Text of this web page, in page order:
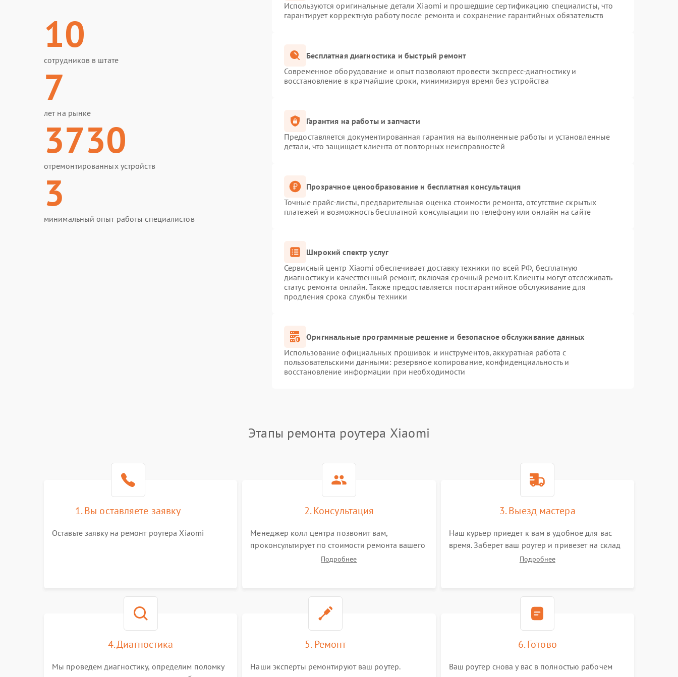
10
сотрудников в штате
7
лет на рынке
3730
отремонтированных устройств
3
минимальный опыт работы специалистов
Используются оригинальные детали Xiaomi и прошедшие сертификацию специалисты, что
гарантирует корректную работу после ремонта и сохранение гарантийных обязательств
Бесплатная диагностика и быстрый ремонт
Современное оборудование и опыт позволяют провести экспресс-диагностику и
восстановление в кратчайшие сроки, минимизируя время без устройства
Гарантия на работы и запчасти
Предоставляется документированная гарантия на выполненные работы и установленные
детали, что защищает клиента от повторных неисправностей
Прозрачное ценообразование и бесплатная консультация
Точные прайс-листы, предварительная оценка стоимости ремонта, отсутствие скрытых
платежей и возможность бесплатной консультации по телефону или онлайн на сайте
Широкий спектр услуг
Сервисный центр Xiaomi обеспечивает доставку техники по всей РФ, бесплатную
диагностику и качественный ремонт, включая срочный ремонт. Клиенты могут отслеживать
статус ремонта онлайн. Также предоставляется постгарантийное обслуживание для
продления срока службы техники
Оригинальные программные решение и безопасное обслуживание данных
Использование официальных прошивок и инструментов, аккуратная работа с
пользовательскими данными: резервное копирование, конфиденциальность и
восстановление информации при необходимости
Этапы ремонта роутера Xiaomi
1. Вы оставляете заявку
Оставьте заявку на ремонт роутера Xiaomi
2. Консультация
Менеджер колл центра позвонит вам,
проконсультирует по стоимости ремонта вашего
роутера а также ответит на все ваши вопросы.
Подробнее
3. Выезд мастера
Наш курьер приедет к вам в удобное для вас
время. Заберет ваш роутер и привезет на склад
Подробнее
4. Диагностика
Мы проведем диагностику, определим поломку
5. Ремонт
Наши эксперты ремонтируют ваш роутер.
6. Готово
Ваш роутер снова у вас в полностью рабочем